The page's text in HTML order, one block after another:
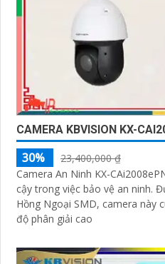
CAMERA KBVISION KX-
30%
23,400,000 ₫
Camera An Ninh KX-
cậy trong việc bảo vệ an ninh. Được trang bị công nghệ AI
Hồng Ngoại SMD, camera này
độ phân giải cao